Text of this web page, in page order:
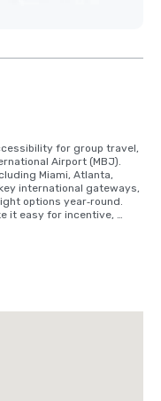
for group travel,
Airport (MBJ).
Miami, Atlanta,
international gateways,
options year‑round.
it easy for incentive,
resort and begin their